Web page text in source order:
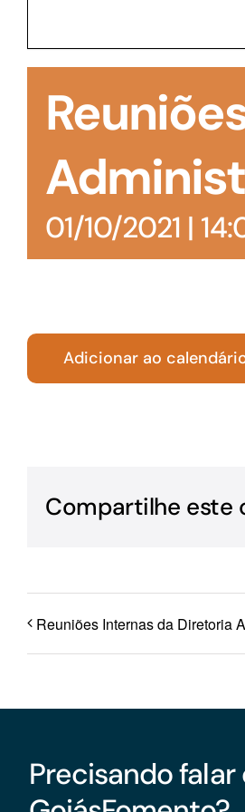
manutenção de estoques e
Turismo
01/10/2021 |
Adicionar ao
Compartilhe este
Reuniões Internas da Diretoria
Precisando falar